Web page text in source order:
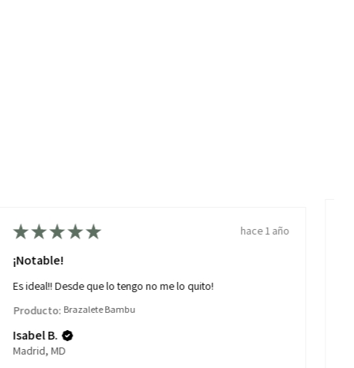
★★★★★ hace 1 año
¡Notable!
Es ideal!! Desde que lo tengo no me lo quito!
Producto: Brazalete Bambu
Isabel B.
Madrid, MD